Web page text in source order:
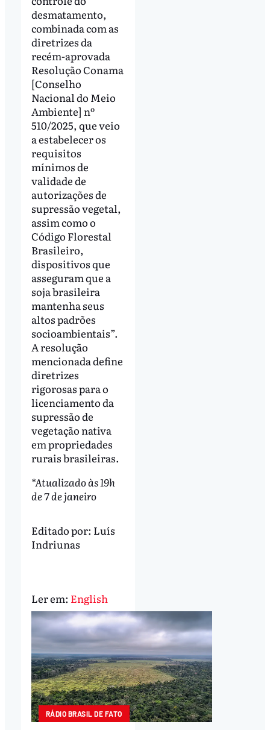
desmatamento,
combinada com as
diretrizes da
recém-aprovada
Resolução Conama
[Conselho
Nacional do Meio
Ambiente] nº
510/2025, que veio
a estabelecer os
requisitos
mínimos de
validade de
autorizações de
supressão vegetal,
assim como o
Código Florestal
Brasileiro,
dispositivos que
asseguram que a
soja brasileira
mantenha seus
altos padrões
socioambientais”.
A resolução
mencionada define
diretrizes
rigorosas para o
licenciamento da
supressão de
vegetação nativa
em propriedades
rurais brasileiras.
*Atualizado às 19h
de 7 de janeiro
Editado por: Luís
Indriunas
Ler em: English
RÁDIO BRASIL DE FATO